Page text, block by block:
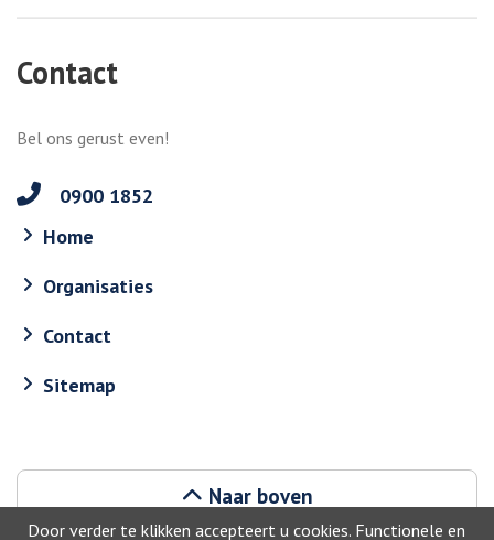
Door verder te klikken accepteert u cookies. Functionele en
Contact
Bel ons gerust even!
0900 1852
Home
Organisaties
Contact
Sitemap
Naar boven